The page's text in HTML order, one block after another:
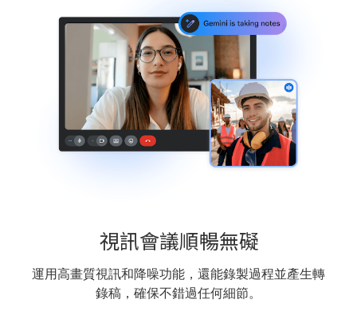
視訊會議順暢無礙
運用高畫質視訊和降噪功能，還能錄製過程並產生轉
錄稿，確保不錯過任何細節。